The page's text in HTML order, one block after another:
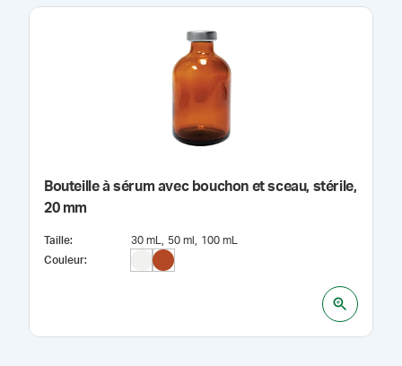
Bouteille à sérum avec bouchon et sceau, stérile,
20 mm
Taille: 30 mL 50 ml
100 mL
Couleur: